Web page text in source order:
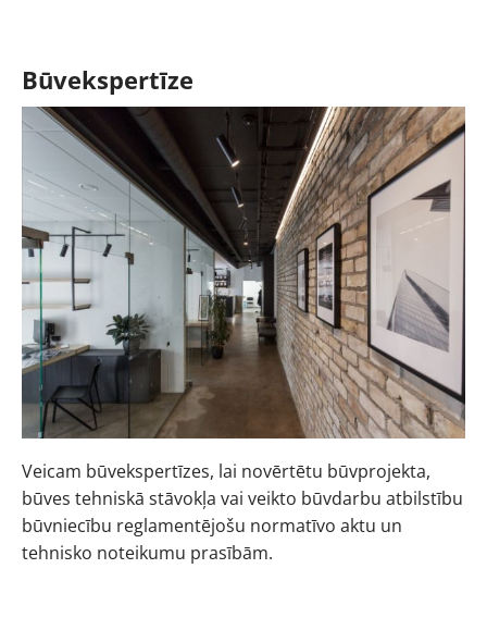
Būvekspertīze
Veicam būvekspertīzes, lai novērtētu būvprojekta,
būves tehniskā stāvokļa vai veikto būvdarbu atbilstību
būvniecību reglamentējošu normatīvo aktu un
tehnisko noteikumu prasībām.